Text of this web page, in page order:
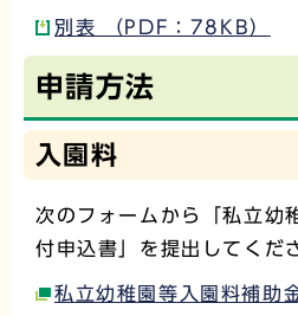
別表 （PDF：78KB）
申請方法
入園料
次のフォームから「私立幼
付申込書」を提出してくだ
私立幼稚園等入園料補助